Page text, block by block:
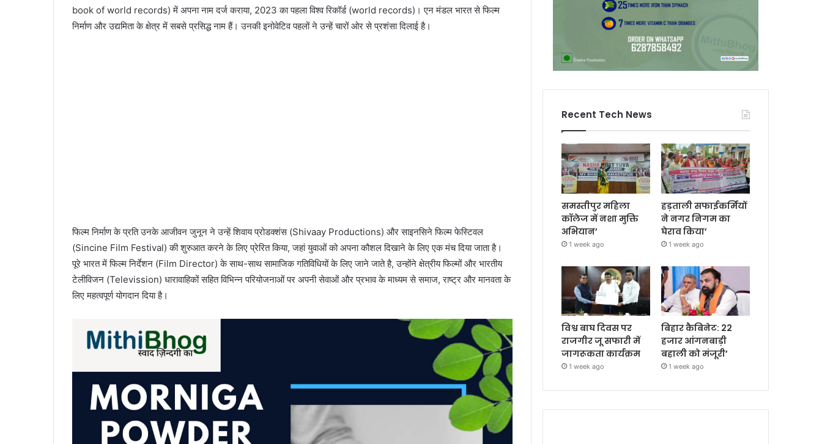
book of world records) में अपना नाम दर्ज कराया, 2023 का पहला विश्व रिकॉर्ड (world records)। एन मंडल भारत से फिल्म
निर्माण और उद्यमिता के क्षेत्र में सबसे प्रसिद्ध नाम हैं। उनकी इनोवेटिव पहलों ने उन्हें चारों ओर से प्रशंसा दिलाई है।
फिल्म निर्माण के प्रति उनके आजीवन जुनून ने उन्हें शिवाय प्रोडक्शंस (Shivaay Productions) और साइनसिने फिल्म फेस्टिवल
(Sincine Film Festival) की शुरुआत करने के लिए प्रेरित किया, जहां युवाओं को अपना कौशल दिखाने के लिए एक मंच दिया जाता है।
पूरे भारत में फिल्म निर्देशन (Film Director) के साथ-साथ सामाजिक गतिविधियों के लिए जाने जाते है, उन्होंने क्षेत्रीय फिल्मों और भारतीय
टेलीविजन (Televission) धारावाहिकों सहित विभिन्न परियोजनाओं पर अपनी सेवाओं और प्रभाव के माध्यम से समाज, राष्ट्र और मानवता के
लिए महत्वपूर्ण योगदान दिया है।
Recent Tech News
समस्तीपुर महिला
कॉलेज में नशा मुक्ति
अभियान’
1 week ago
हड़ताली सफाईकर्मियों
ने नगर निगम का
घेराव किया’
1 week ago
विश्व बाघ दिवस पर
राजगीर जू सफारी में
जागरूकता कार्यक्रम
1 week ago
बिहार कैबिनेट: 22
हजार आंगनबाड़ी
बहाली को मंजूरी’
1 week ago